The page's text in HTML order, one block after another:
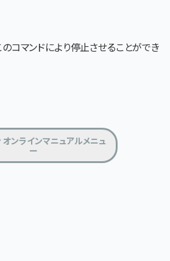
コマンドにより停止させることができ
ンラインマニュアルメニュ
ー